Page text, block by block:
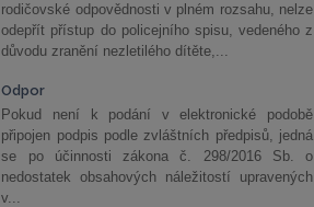
rodičovské odpovědnosti v plném rozsahu, nelze
odepřít přístup do policejního spisu, vedeného z
důvodu zranění nezletilého dítěte,...
Odpor
Pokud není k podání v elektronické podobě
připojen podpis podle zvláštních předpisů, jedná
se po účinnosti zákona č. 298/2016 Sb. o
nedostatek obsahových náležitostí upravených
v...